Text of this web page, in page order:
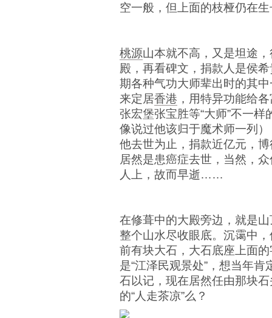
空一般，但上面的枝桠仍在
桃源山本就不高，又是坦途
殿，再看碑文，捐款人是侯
期各种气功大师辈出时的其
来定居香港 ，用特异功能给
张宏堡张宝胜等“大师”不一
像说过他该归于魔术师一列
他去世为止，捐款近亿元，
居然是患癌症去世，当然，
人上，故而早逝……
在修葺中的大殿旁边，就是
整个山水尽收眼底。沉霭中
前有块大石，大石底座上面
是“江泽民观景处”，想当年
石以记，现在居然任由那块
的“人走茶凉”么？